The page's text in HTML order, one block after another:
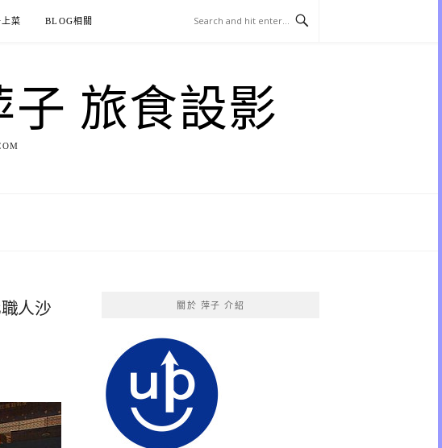
菜 BLOG相關
子 旅食設影
人沙
關於 萍子 介紹